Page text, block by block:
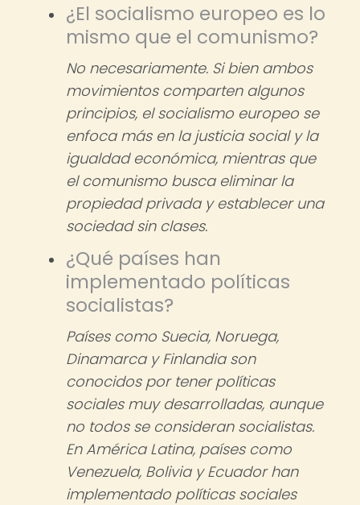
¿El socialismo europeo es lo
mismo que el comunismo?
No necesariamente. Si bien ambos
movimientos comparten algunos
principios, el socialismo europeo se
enfoca más en la justicia social y la
igualdad económica, mientras que
el comunismo busca eliminar la
propiedad privada y establecer una
sociedad sin clases.
¿Qué países han
implementado políticas
socialistas?
Países como Suecia, Noruega,
Dinamarca y Finlandia son
conocidos por tener políticas
sociales muy desarrolladas, aunque
no todos se consideran socialistas.
En América Latina, países como
Venezuela, Bolivia y Ecuador han
implementado políticas sociales